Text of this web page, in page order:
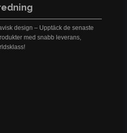
design – Upptäck de senaste
med snabb leverans,